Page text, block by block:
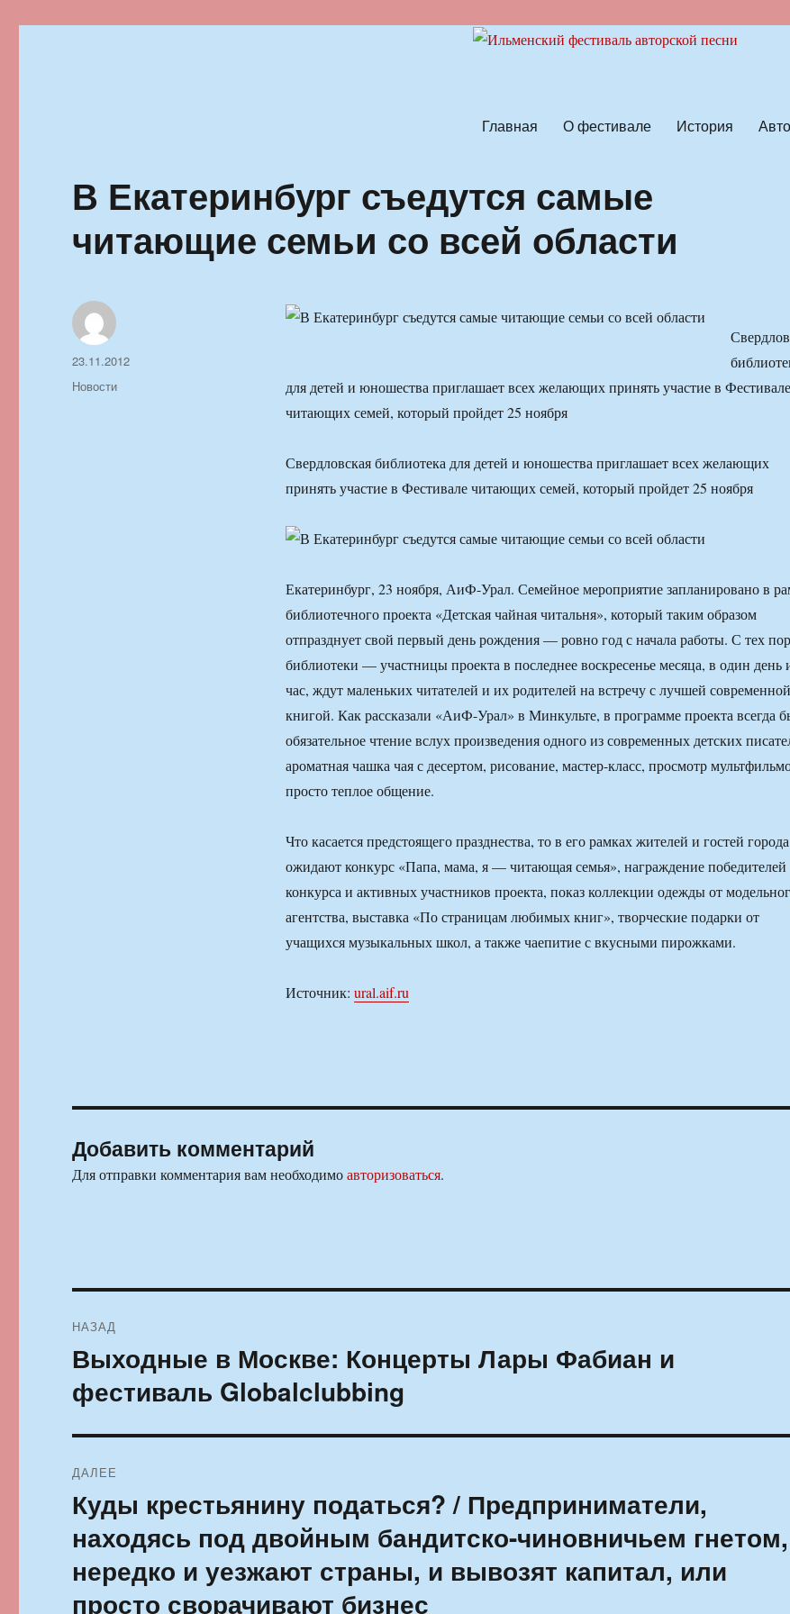
Главная О фестивале История
В Екатеринбург съедутся самые
читающие семьи со всей области
для детей и юношества приглашает всех желающих принять участие в Фестивале
читающих семей, который пройдет 25 ноября
Свердловская библиотека для детей и юношества приглашает всех желающих
принять участие в Фестивале читающих семей, который пройдет 25 ноября
Екатеринбург, 23 ноября, АиФ-Урал. Семейное мероприятие запланировано в
библиотечного проекта «Детская чайная читальня», который таким образом
отпразднует свой первый день рождения — ровно год с начала работы. С тех
библиотеки — участницы проекта в последнее воскресенье месяца, в один день
час, ждут маленьких читателей и их родителей на встречу с лучшей современной
книгой. Как рассказали «АиФ-Урал» в Минкульте, в программе проекта всегда
обязательное чтение вслух произведения одного из современных детских
ароматная чашка чая с десертом, рисование, мастер-класс, просмотр
просто теплое общение.
Что касается предстоящего празднества, то в его рамках жителей и гостей города
ожидают конкурс «Папа, мама, я — читающая семья», награждение победителей
конкурса и активных участников проекта, показ коллекции одежды от
агентства, выставка «По страницам любимых книг», творческие подарки от
учащихся музыкальных школ, а также чаепитие с вкусными пирожками.
Источник: ural.aif.ru
Автор
Опубликовано
23.11.2012
Рубрики
Новости
Добавить комментарий
Для отправки комментария вам необходимоавторизоваться.
по
записям
НАЗАД
Предыдущая
запись:
Выходные в Москве: Концерты Лары Фабиан и
фестиваль Globalclubbing
ДАЛЕЕ
Следующая
запись:
Куды крестьянину податься? / Предприниматели,
находясь под двойным бандитско-чиновничьем гнетом,
нередко и уезжают страны, и вывозят капитал, или
просто сворачивают бизнес